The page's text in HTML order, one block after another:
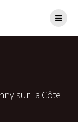
sur la Côte